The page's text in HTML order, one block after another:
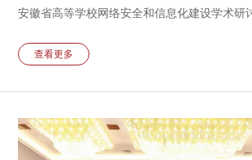
安徽省高等学校网络安全和信息化建设学术研
员、计算机人才培养及教学管理人员、协会主
场，同与会领导、各位专家老师进行了面对面
查看更多